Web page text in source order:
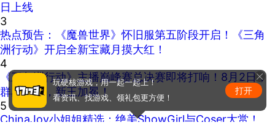
日上线
3
热点预告：《魔兽世界》怀旧服第五阶段开启！《三角
洲行动》开启全新宝藏月摸大红！
4
《三角洲行动》主播巅峰赛总决赛即将打响！8月2日，
群星汇聚，新王加冕！
5
ChinaJoy小姐姐精选：绝美ShowGirl与Coser大赏！
玩硬核游戏，用一起一起上！
看资讯、找游戏、领礼包更方便！
打开